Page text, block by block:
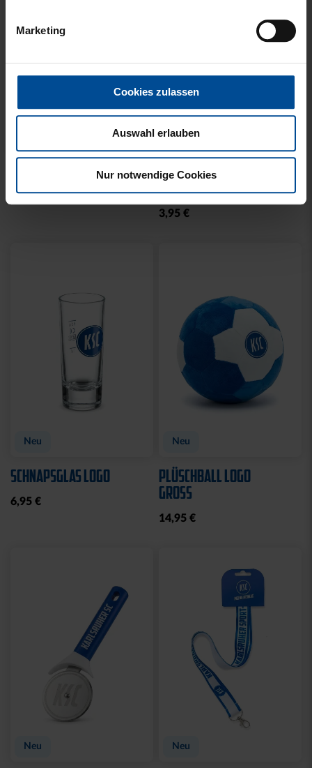
Marketing
Cookies zulassen
Auswahl erlauben
Nur notwendige Cookies
4,95 €
Neu
FRUCHTGUMMI
HALBZEITSNACK 125 G
3,95 €
Neu
SCHNAPSGLAS LOGO
6,95 €
Neu
PLÜSCHBALL LOGO
GROSS
14,95 €
Neu Neu